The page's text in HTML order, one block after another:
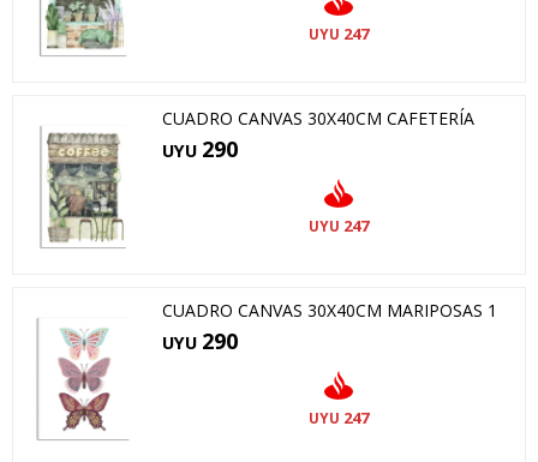
UYU 247
CUADRO CANVAS 30X40CM CAFETERÍA
UYU 290
UYU 247
CUADRO CANVAS 30X40CM MARIPOSAS 1
UYU 290
UYU 247